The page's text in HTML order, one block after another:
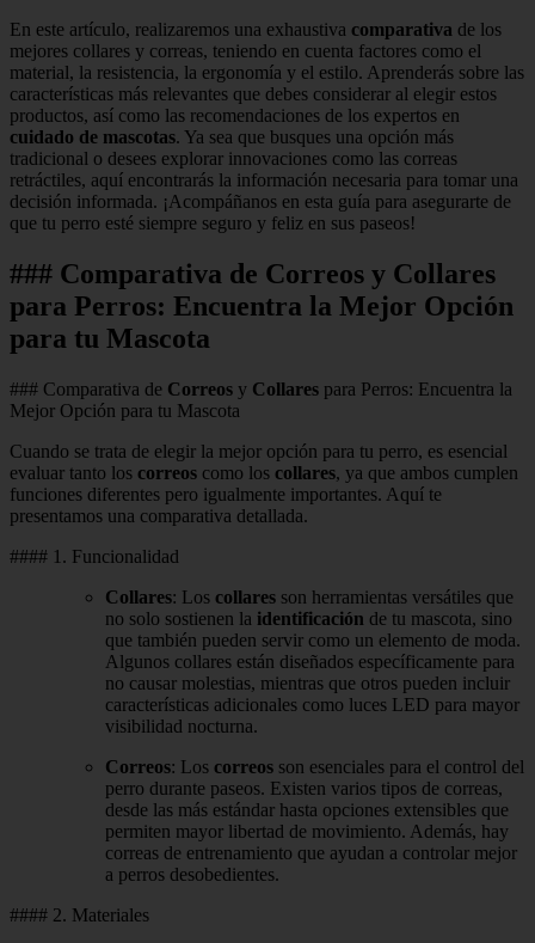
En este artículo, realizaremos una exhaustiva comparativa de los
mejores collares y correas, teniendo en cuenta factores como el
material, la resistencia, la ergonomía y el estilo. Aprenderás sobre las
características más relevantes que debes considerar al elegir estos
productos, así como las recomendaciones de los expertos en
cuidado de mascotas. Ya sea que busques una opción más
tradicional o desees explorar innovaciones como las correas
retráctiles, aquí encontrarás la información necesaria para tomar una
decisión informada. ¡Acompáñanos en esta guía para asegurarte de
que tu perro esté siempre seguro y feliz en sus paseos!
### Comparativa de Correos y Collares
para Perros: Encuentra la Mejor Opción
para tu Mascota
### Comparativa de Correos y Collares para Perros: Encuentra la
Mejor Opción para tu Mascota
Cuando se trata de elegir la mejor opción para tu perro, es esencial
evaluar tanto los correos como los collares, ya que ambos cumplen
funciones diferentes pero igualmente importantes. Aquí te
presentamos una comparativa detallada.
#### 1. Funcionalidad
Collares: Los collares son herramientas versátiles que
no solo sostienen la identificación de tu mascota, sino
que también pueden servir como un elemento de moda.
Algunos collares están diseñados específicamente para
no causar molestias, mientras que otros pueden incluir
características adicionales como luces LED para mayor
visibilidad nocturna.
Correos: Los correos son esenciales para el control del
perro durante paseos. Existen varios tipos de correas,
desde las más estándar hasta opciones extensibles que
permiten mayor libertad de movimiento. Además, hay
correas de entrenamiento que ayudan a controlar mejor
a perros desobedientes.
#### 2. Materiales